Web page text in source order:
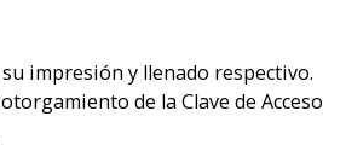
impresión y llenado respectivo.
de la Clave de Acceso